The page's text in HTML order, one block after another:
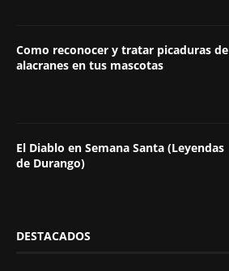
Como reconocer y tratar picaduras de
alacranes en tus mascotas
El Diablo en Semana Santa (Leyendas
de Durango)
DESTACADOS